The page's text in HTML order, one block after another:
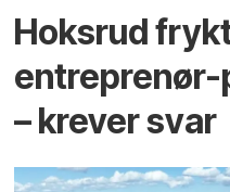
Hoksrud
– krever svar